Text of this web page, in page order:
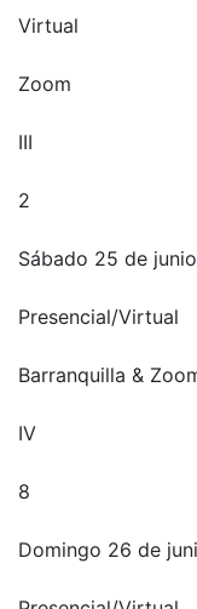
Virtual
Zoom
III
2
Sábado 25 de
Presencial/Virtual
Barranquilla &
IV
8
Domingo 26 de